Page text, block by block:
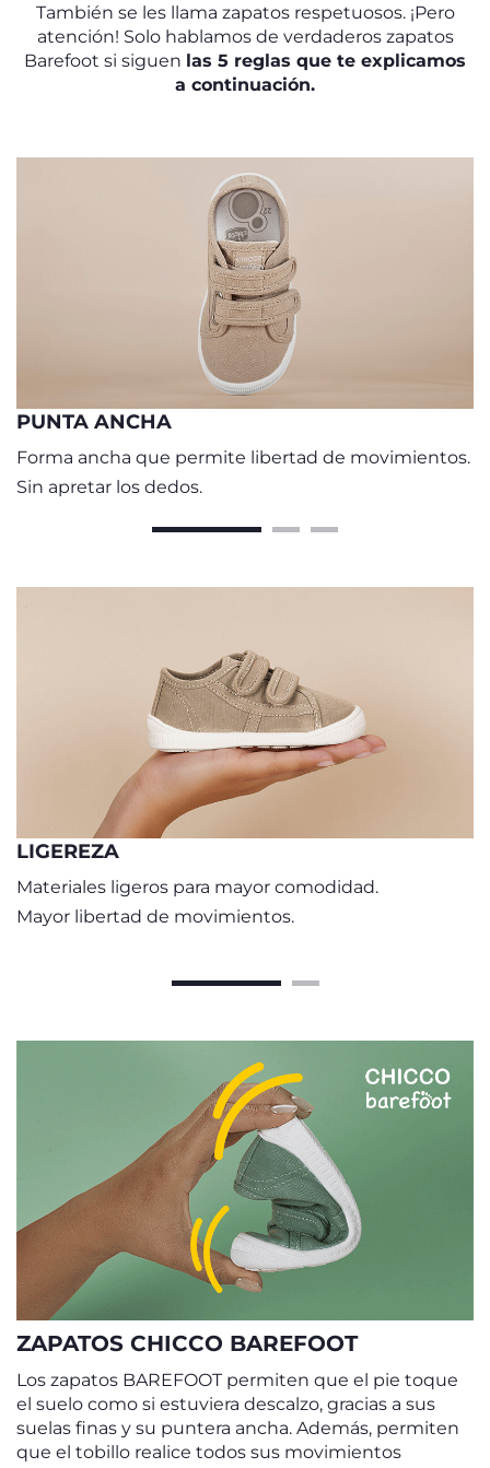
También se les llama zapatos respetuosos. ¡Pero
atención! Solo hablamos de verdaderos zapatos
Barefoot si siguen las 5 reglas que te explicamos
a continuación.
PUNTA ANCHA
Forma ancha que permite libertad de movimientos.
Sin apretar los dedos.
LIGEREZA
Materiales ligeros para mayor comodidad.
Mayor libertad de movimientos.
ZAPATOS CHICCO BAREFOOT
Los zapatos BAREFOOT permiten que el pie toque
el suelo como si estuviera descalzo, gracias a sus
suelas finas y su puntera ancha. Además, permiten
que el tobillo realice todos sus movimientos